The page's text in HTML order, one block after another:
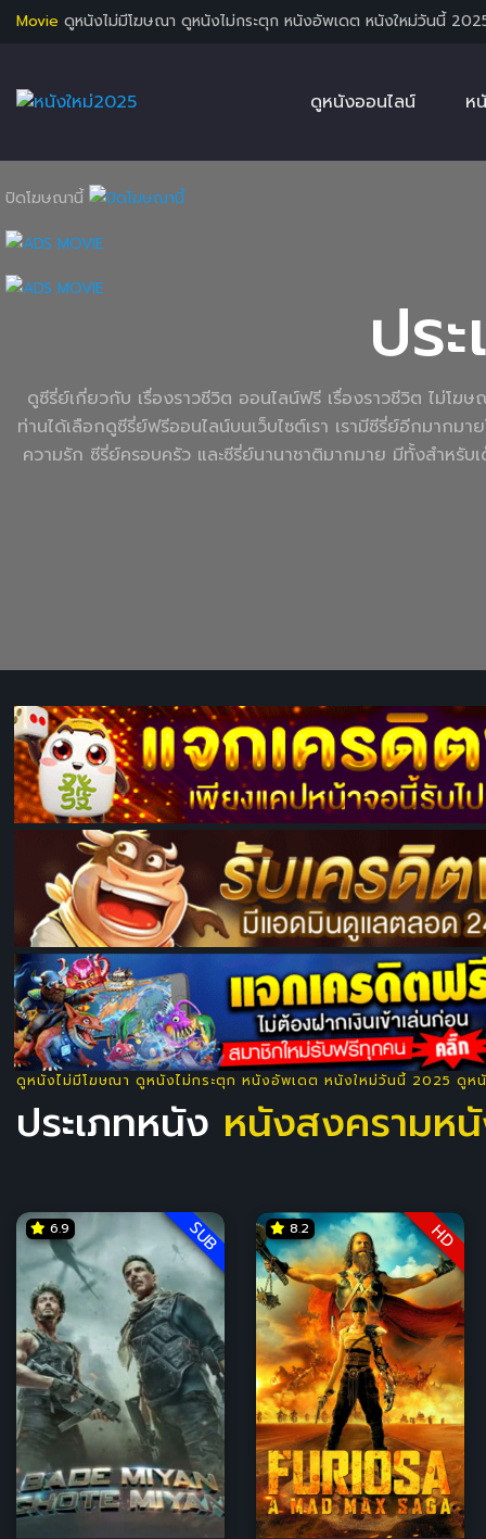
Movie ดูหนังไม่มีโฆษณา ดูหนังไม่กระตุก หนังอัพเดต หนังใหม่วันนี้
ดูหนังออนไลน์ ห
ปร
ดูซีรี่ย์เกี่ยวกับ เรื่องราวชีวิต ออนไลน์ฟรี เรื่องราวชีวิต ไม่โ
ท่านได้เลือกดูซีรี่ย์ฟรีออนไลน์บนเว็บไซต์เรา เรามีซีรี่ย์อีกมาก
ความรัก ซีรี่ย์ครอบครัว และซีรี่ย์นานาชาติมากมาย มีทั้งสำหรั
ดูหนังไม่มีโฆษณา ดูหนังไม่กระตุก หนังอัพเดต หนังใหม่วันนี้ 2025 ดูห
ประเภทหนัง หนังสงครามห
SUB
6.9 HD
8.2
ปิดโฆษณานี้